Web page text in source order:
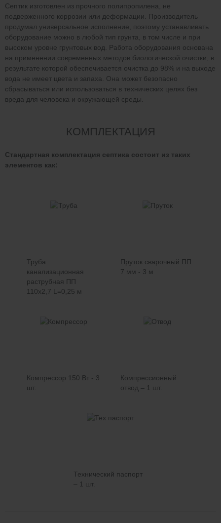
Септик изготовлен из прочного полипропилена, не
подверженного коррозии или деформации. Производитель
продумал универсальное исполнение, поэтому устанавливать
оборудование можно в любой тип грунта, в том числе и при
высоком уровне грунтовых вод. Работа оборудования основана
на применении современных методов биологической очистки, в
результате которой обеспечивается очистка до 98% и на выходе
вода не имеет цвета и запаха. Она может безопасно
сбрасываться или использоваться в технических целях без
вреда для человека и окружающей среды.
КОМПЛЕКТАЦИЯ
Стандартная комплектация септика состоит из таких
элементов как:
Труба
канализационная
раструбная ПП
110х2,7 L=0,25 м
Пруток сварочный ПП
7 мм - 3 м
Компрессор 150 Вт - 3
шт.
Компрессионный
отвод – 1 шт.
Технический паспорт
– 1 шт.